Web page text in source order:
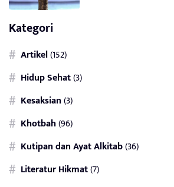
Kategori
Artikel(152)
Hidup Sehat(3)
Kesaksian(3)
Khotbah(96)
Kutipan dan Ayat Alkitab(36)
Literatur Hikmat(7)